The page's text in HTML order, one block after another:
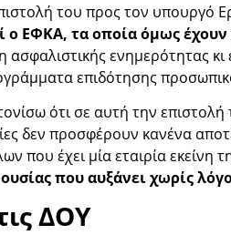
του προς τον υπουργό
ο ΕΦΚΑ, τα οποία όμως
ασφαλιστικής ενημερότητας
επιδότησης
ότι σε αυτή την
δεν προσφέρουν κανένα
που έχει μία εταιρία
που αυξάνει χωρίς
ΔΟΥ